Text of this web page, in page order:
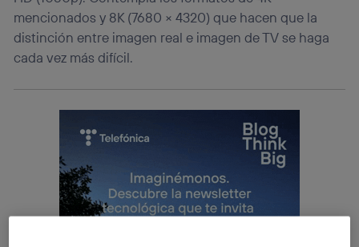
mencionados y 8K (7680 × 4320) que hacen que la
distinción entre imagen real e imagen de TV se haga
cada vez más difícil.